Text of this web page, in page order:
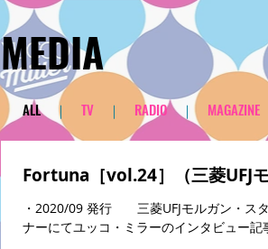
​MEDIA
​ALL ｜ TV ｜ RADIO ｜ MAGAZINE
Fortuna［vol.24］（三菱UFJ
・2020/09 発行 三菱UFJモルガン・スタ
ナーにてユッコ・ミラーのインタビュー記